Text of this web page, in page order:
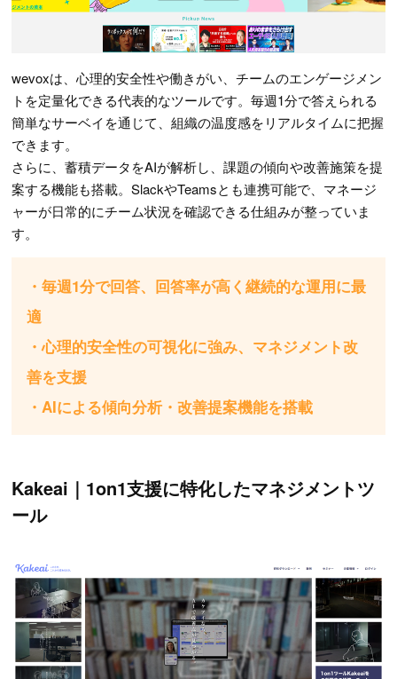
wevoxは、心理的安全性や働きがい、チームのエンゲージメン
トを定量化できる代表的なツールです。毎週1分で答えられる
簡単なサーベイを通じて、組織の温度感をリアルタイムに把握
できます。
さらに、蓄積データをAIが解析し、課題の傾向や改善施策を提
案する機能も搭載。SlackやTeamsとも連携可能で、マネージ
ャーが日常的にチーム状況を確認できる仕組みが整っていま
す。
・毎週1分で回答、回答率が高く継続的な運用に最
適
・心理的安全性の可視化に強み、マネジメント改
善を支援
・AIによる傾向分析・改善提案機能を搭載
Kakeai｜1on1支援に特化したマネジメントツ
ール